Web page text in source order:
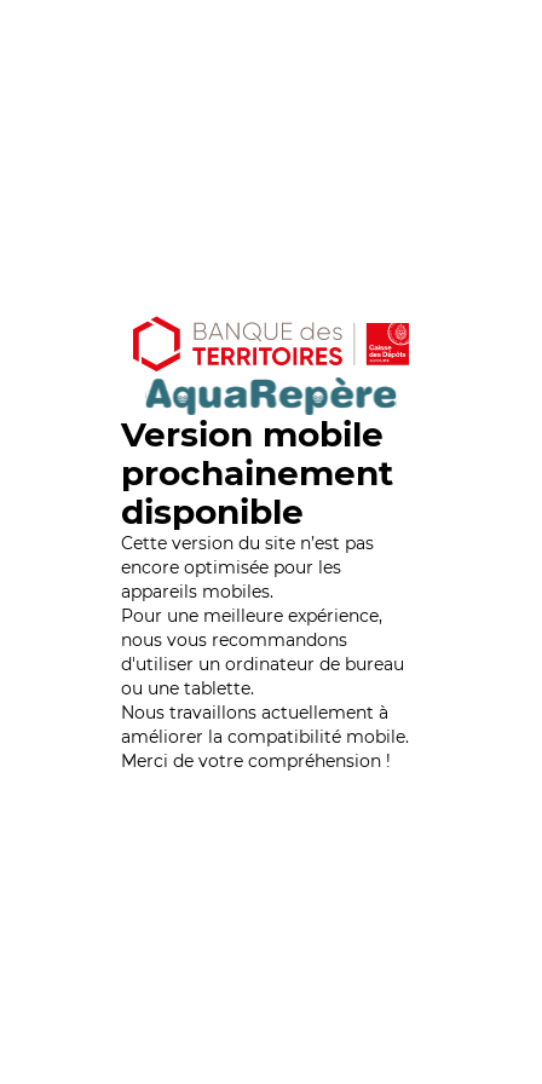
Version mobile
prochainement
disponible
Cette version du site n’est pas
encore optimisée pour les
appareils mobiles.
Pour une meilleure expérience,
nous vous recommandons
d'utiliser un ordinateur de bureau
ou une tablette.
Nous travaillons actuellement à
améliorer la compatibilité mobile.
Merci de votre compréhension !